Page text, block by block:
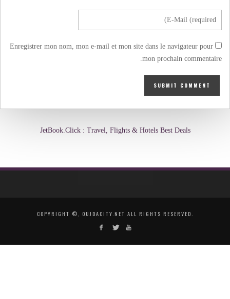
Enregistrer mon nom, mon e-mail et mon site dans le navigateur pour
mon prochain commentaire.
JetBook.Click : Travel, Flights & Hotels Best Deals
COPYRIGHT ©, OUJDACITY.NET ALL RIGHTS RESERVED.